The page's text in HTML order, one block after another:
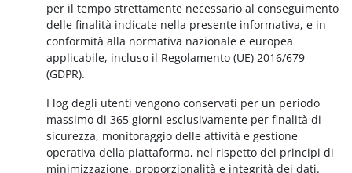
per il tempo strettamente necessario al conseguimento
delle finalità indicate nella presente informativa, e in
conformità alla normativa nazionale e europea
applicabile, incluso il Regolamento (UE) 2016/679
(GDPR).
I log degli utenti vengono conservati per un periodo
massimo di 365 giorni esclusivamente per finalità di
sicurezza, monitoraggio delle attività e gestione
operativa della piattaforma, nel rispetto dei principi di
minimizzazione, proporzionalità e integrità dei dati.